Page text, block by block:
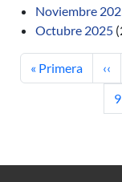
Noviembre
Octubre 2025
Primera página
« Primera ‹‹
9